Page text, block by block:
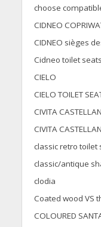
choose
CIDNEO
CIDNEO sièges
Cidneo toilet seats
CIELO
CIELO TOILET
CIVITA
CIVITA
classic retro toilet
classic/antique
clodia
Coated wood VS
COLOURED